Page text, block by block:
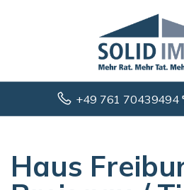
+49 761 70439494
Haus